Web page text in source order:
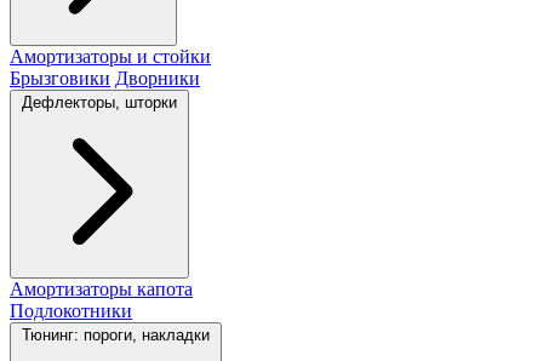
Амортизаторы и стойки
Брызговики Дворники
Дефлекторы, шторки
Амортизаторы капота
Подлокотники
Тюнинг: пороги, накладки